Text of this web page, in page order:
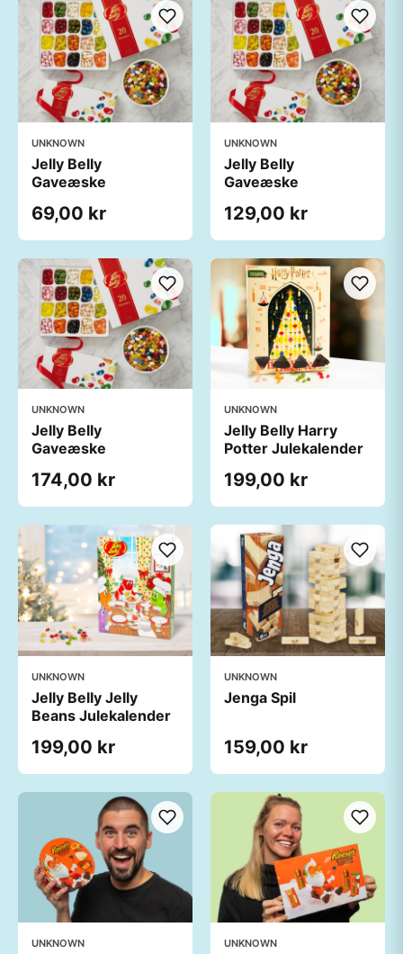
UNKNOWN
Jelly Belly
Gaveæske
69,00 kr
UNKNOWN
Jelly Belly
Gaveæske
129,00 kr
UNKNOWN
Jelly Belly
Gaveæske
174,00 kr
UNKNOWN
Jelly Belly Harry
Potter Julekalender
199,00 kr
UNKNOWN
Jelly Belly Jelly
Beans Julekalender
199,00 kr
UNKNOWN
Jenga Spil
159,00 kr
UNKNOWN UNKNOWN